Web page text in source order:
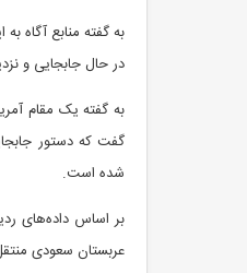
به گفته منابع آگاه
در حال جابجایی و
به گفته یک مقام
گفت که دستور
شده است.
بر اساس داده‌های
عربستان سعودی